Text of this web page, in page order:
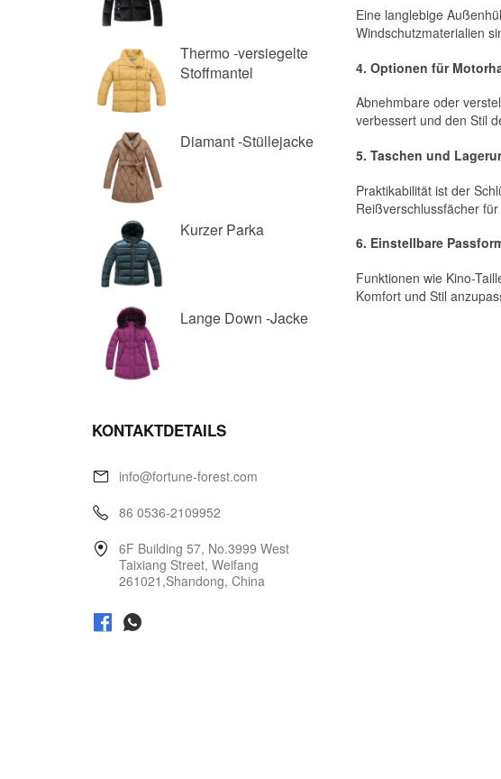
Thermo -versiegelte
Stoffmantel
Diamant -Stüllejacke
Kurzer Parka
Lange Down -Jacke
KONTAKTDETAILS
info@fortune-forest.com
86 0536-2109952
6F Building 57, No.3999 West
Taixiang Street, Weifang
261021,Shandong, China